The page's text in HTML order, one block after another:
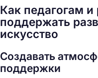
Как педагогам
поддержать
искусство
Создавать
поддержки